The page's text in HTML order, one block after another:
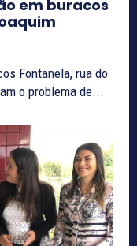
em buracos
Fontanela, rua do
o problema de...